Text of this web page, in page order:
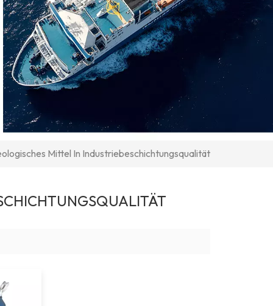
Mittel In Industriebeschichtungsqualität